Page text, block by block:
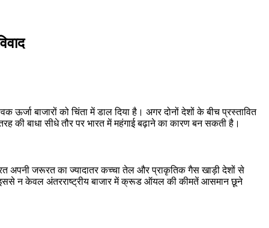
बाजारों को चिंता में डाल दिया है। अगर दोनों देशों के बीच प्रस्तावित
बाधा सीधे तौर पर भारत में महंगाई बढ़ाने का कारण बन सकती है।
अपनी जरूरत का ज्यादातर कच्चा तेल और प्राकृतिक गैस खाड़ी देशों से
इससे न केवल अंतरराष्ट्रीय बाजार में क्रूड ऑयल की कीमतें आसमान छूने